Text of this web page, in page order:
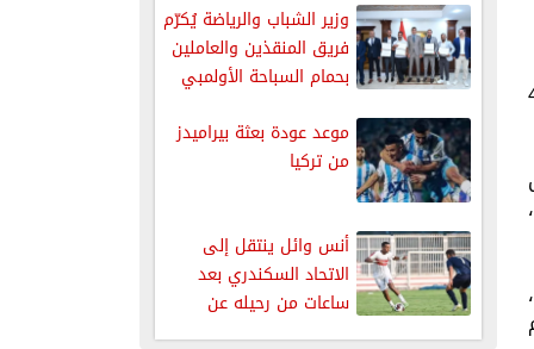
2026، بمشاركة 48
وزير الشباب والرياضة يُكرّم
فريق المنقذين والعاملين
بحمام السباحة الأولمبي
موعد عودة بعثة بيراميدز
من تركيا
أنس وائل ينتقل إلى
الاتحاد السكندري بعد
ساعات من رحيله عن
الزمالك